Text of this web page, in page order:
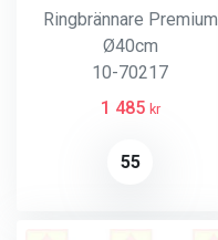
Ringbrännare Premium
Ø40cm
10-70217
1 485 kr
55